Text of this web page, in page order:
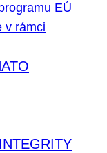
EÚ
v rámci